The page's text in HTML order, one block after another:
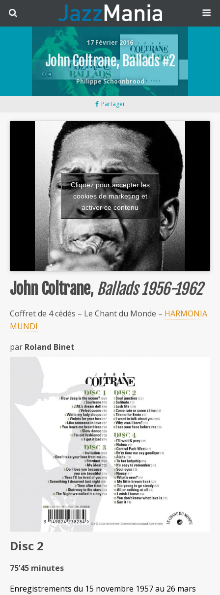
17 Février 2016
John Coltrane, Ballads #2
Philippe Schoonbrood
Partager
Cliquez pour accepter les
cookies de marketing et
activer ce contenu
John Coltrane, Ballads 1956-1962
Coffret de 4 cédés – Le Chant du Monde – HARMONIA
MUNDI
par Roland Binet
Disc 2
75’45 minutes
Enregistrements du 15 novembre 1957 au 26 mars